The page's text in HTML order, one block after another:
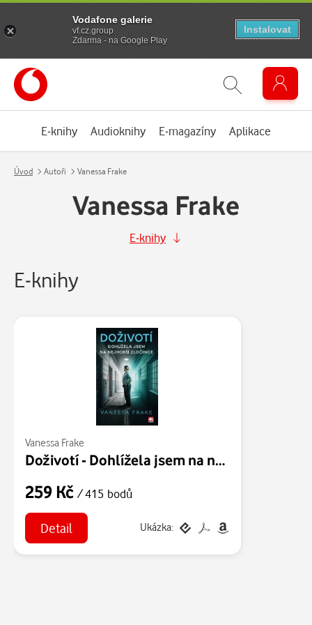
E-knihy Audioknihy E-magazíny Aplikace
Úvod Autoři Vanessa Frake
Vanessa Frake
E-knihy
E-knihy
Vanessa Frake
Doživotí - Dohlížela jsem na nejhorší zločince
259 Kč / 415 bodů
Detail Ukázka:
Vodafone galerie
vf.cz.group
Zdarma - na Google Play
Instalovat